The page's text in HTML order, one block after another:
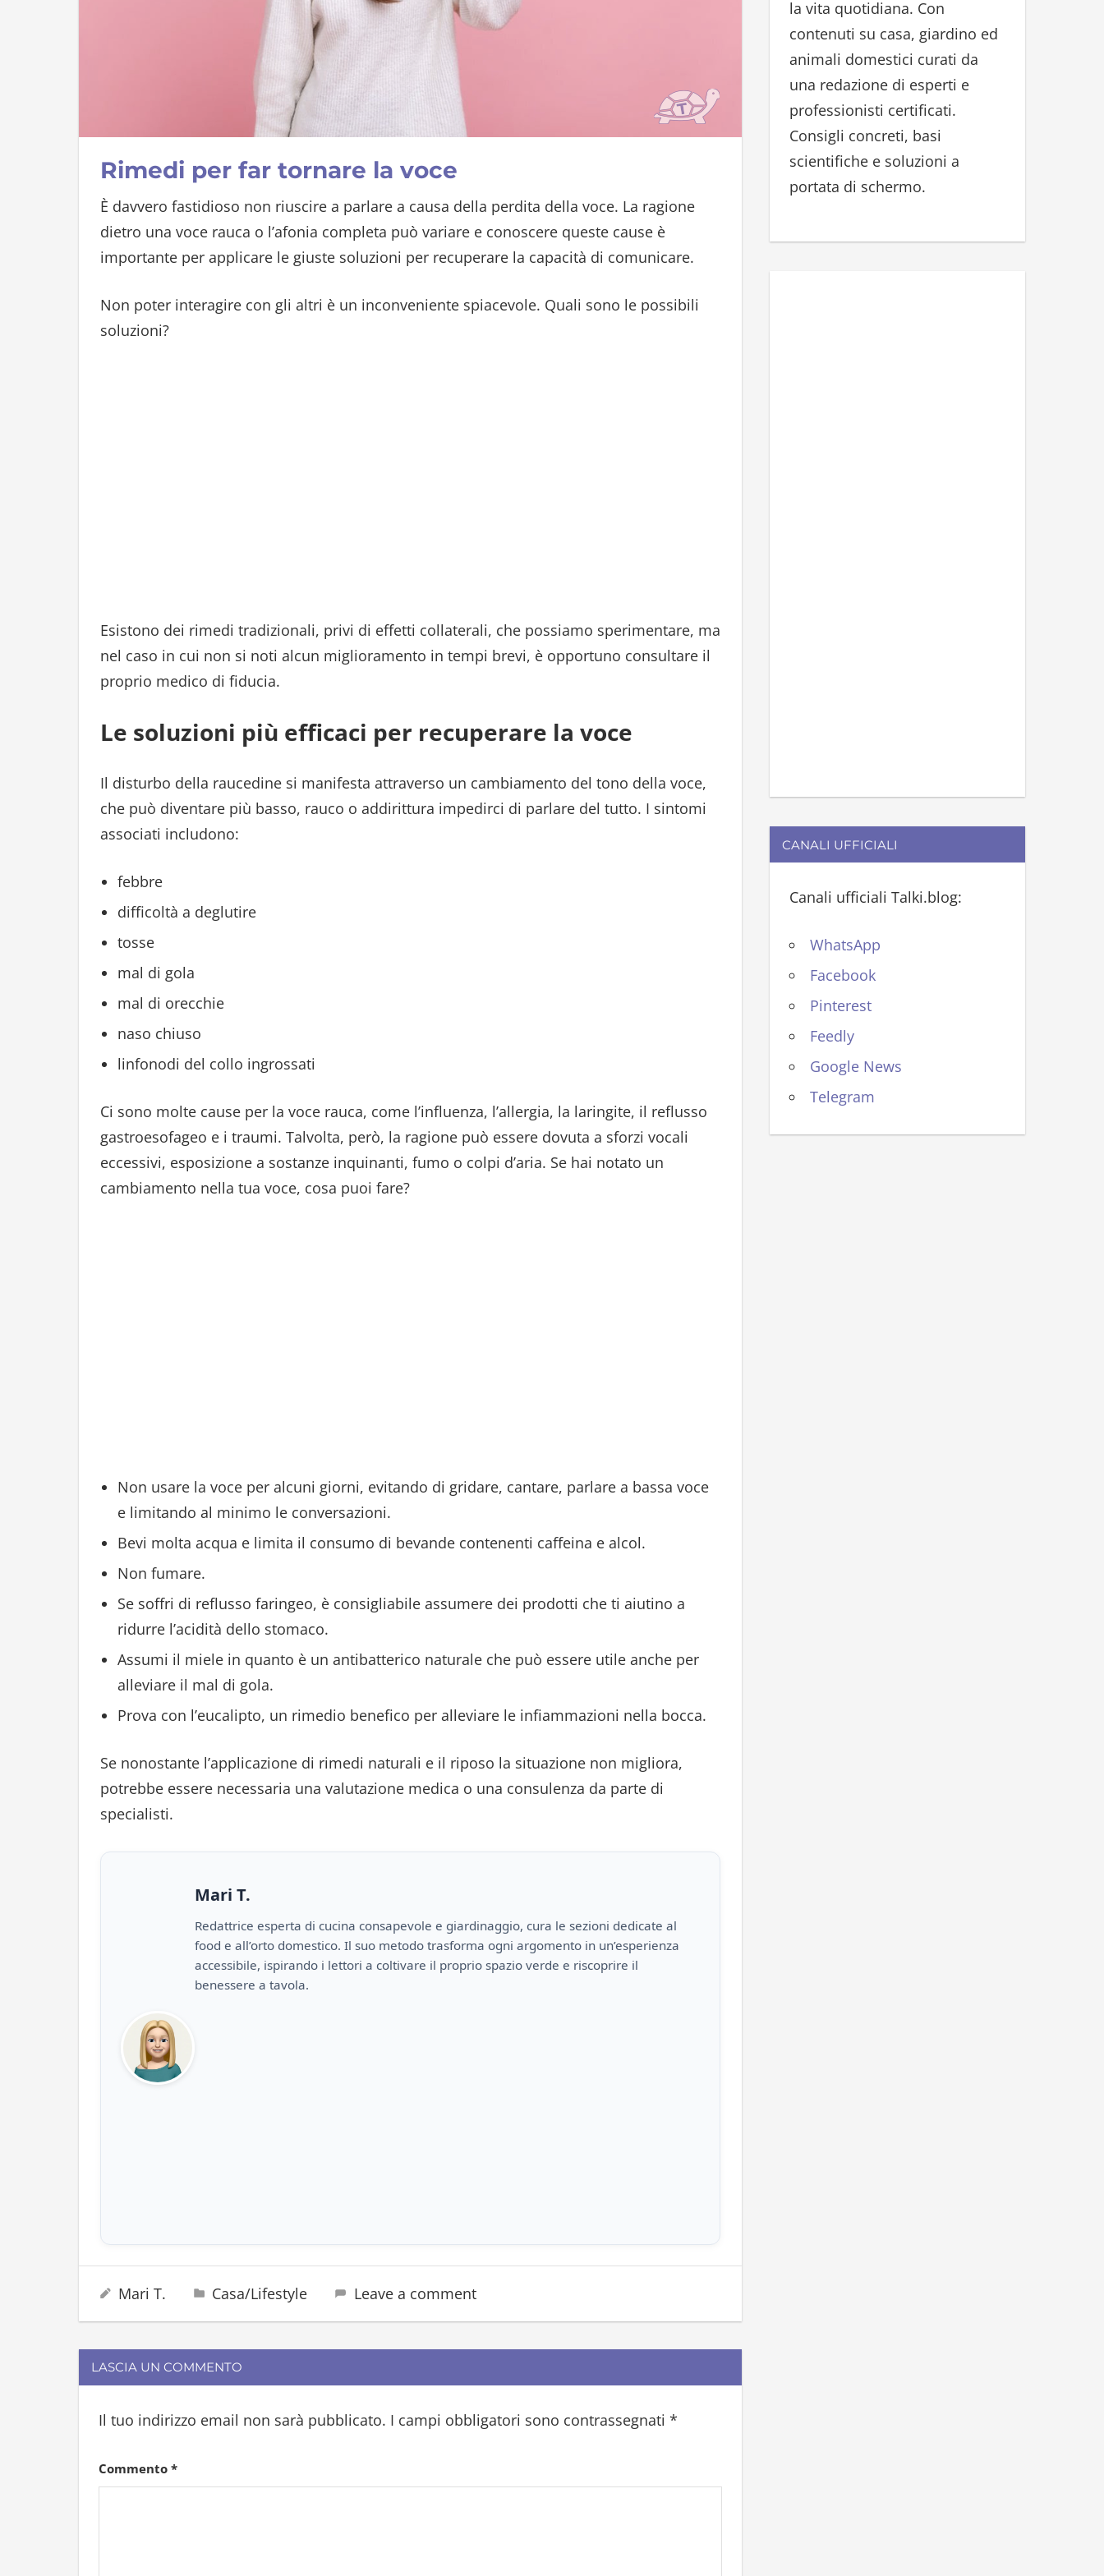
Rimedi per far tornare la voce
È davvero fastidioso non riuscire a parlare a causa della perdita della voce. La ragione
dietro una voce rauca o l’afonia completa può variare e conoscere queste cause è
importante per applicare le giuste soluzioni per recuperare la capacità di comunicare.
Non poter interagire con gli altri è un inconveniente spiacevole. Quali sono le possibili
soluzioni?
Esistono dei rimedi tradizionali, privi di effetti collaterali, che possiamo sperimentare, ma
nel caso in cui non si noti alcun miglioramento in tempi brevi, è opportuno consultare il
proprio medico di fiducia.
Le soluzioni più efficaci per recuperare la voce
Il disturbo della raucedine si manifesta attraverso un cambiamento del tono della voce,
che può diventare più basso, rauco o addirittura impedirci di parlare del tutto. I sintomi
associati includono:
febbre
difficoltà a deglutire
tosse
mal di gola
mal di orecchie
naso chiuso
linfonodi del collo ingrossati
Ci sono molte cause per la voce rauca, come l’influenza, l’allergia, la laringite, il reflusso
gastroesofageo e i traumi. Talvolta, però, la ragione può essere dovuta a sforzi vocali
eccessivi, esposizione a sostanze inquinanti, fumo o colpi d’aria. Se hai notato un
cambiamento nella tua voce, cosa puoi fare?
Non usare la voce per alcuni giorni, evitando di gridare, cantare, parlare a bassa voce
e limitando al minimo le conversazioni.
Bevi molta acqua e limita il consumo di bevande contenenti caffeina e alcol.
Non fumare.
Se soffri di reflusso faringeo, è consigliabile assumere dei prodotti che ti aiutino a
ridurre l’acidità dello stomaco.
Assumi il miele in quanto è un antibatterico naturale che può essere utile anche per
alleviare il mal di gola.
Prova con l’eucalipto, un rimedio benefico per alleviare le infiammazioni nella bocca.
Se nonostante l’applicazione di rimedi naturali e il riposo la situazione non migliora,
potrebbe essere necessaria una valutazione medica o una consulenza da parte di
specialisti.
Mari T.
Redattrice esperta di cucina consapevole e giardinaggio, cura le sezioni dedicate al
food e all’orto domestico. Il suo metodo trasforma ogni argomento in un’esperienza
accessibile, ispirando i lettori a coltivare il proprio spazio verde e riscoprire il
benessere a tavola.
gola
voce18 Settembre 2023
Mari T. Casa/Lifestyle Leave a comment
LASCIA UN COMMENTO
Il tuo indirizzo email non sarà pubblicato. I campi obbligatori sono contrassegnati *
Commento *
r
:
la vita quotidiana. Con
contenuti su casa, giardino ed
animali domestici curati da
una redazione di esperti e
professionisti certificati.
Consigli concreti, basi
scientifiche e soluzioni a
portata di schermo.
CANALI UFFICIALI
Canali ufficiali Talki.blog:
WhatsApp
Facebook
Pinterest
Feedly
Google News
Telegram